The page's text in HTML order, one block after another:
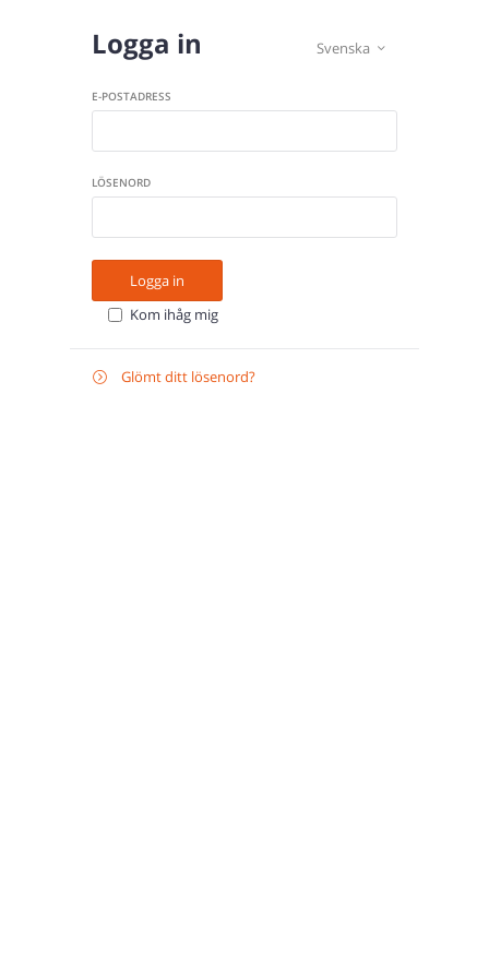
Svenska 
Logga in
E-POSTADRESS
LÖSENORD
Logga in
Kom ihåg mig
 Glömt ditt lösenord?